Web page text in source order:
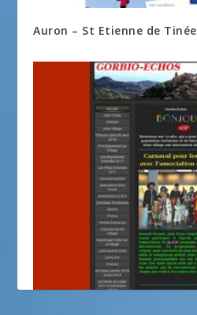
Auron – St Etienne de Tinée